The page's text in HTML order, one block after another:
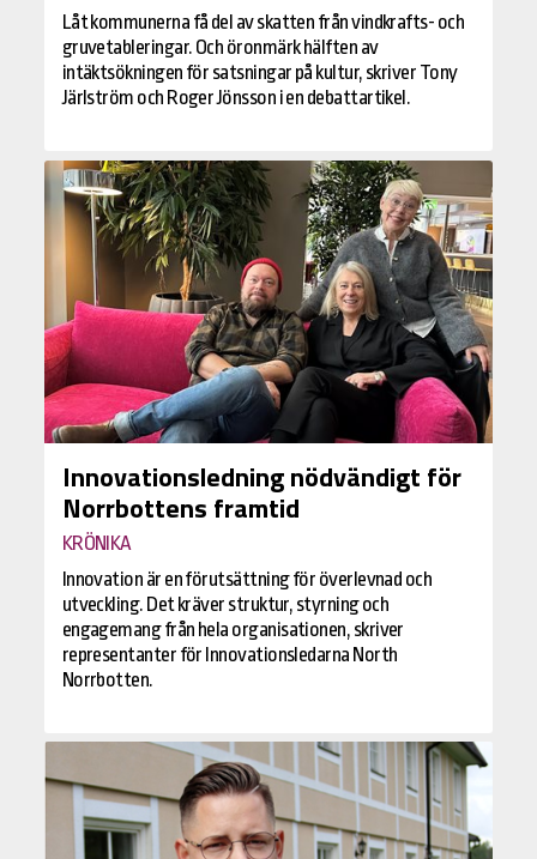
Låt kommunerna få del av skatten från vindkrafts- och
gruvetableringar. Och öronmärk hälften av
intäktsökningen för satsningar på kultur, skriver Tony
Järlström och Roger Jönsson i en debattartikel.
Innovationsledning nödvändigt för
Norrbottens framtid
KRÖNIKA
Innovation är en förutsättning för överlevnad och
utveckling. Det kräver struktur, styrning och
engagemang från hela organisationen, skriver
representanter för Innovationsledarna North
Norrbotten.